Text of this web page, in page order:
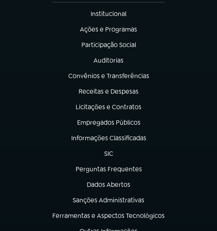
Institucional
(abre em nova aba)
Ações e Programas
(abre em nova aba)
Participação Social
(abre em nova aba)
Auditorias
(abre em nova aba)
Convênios e Transferências
(abre em nova aba)
Receitas e Despesas
(abre em nova aba)
Licitações e Contratos
(abre em nova aba)
Empregados Públicos
(abre em nova aba)
Informações Classificadas
(abre em nova aba)
SIC
(abre em nova aba)
Perguntas Frequentes
(abre em nova aba)
Dados Abertos
(abre em nova aba)
Sanções Administrativas
(abre em nova aba)
Ferramentas e Aspectos Tecnológicos
(abre em nova aba)